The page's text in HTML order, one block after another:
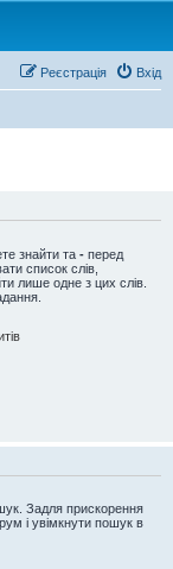
Вхід
Реєстрація
знайти та - перед
список слів,
лише одне з цих слів.
Задля прискорення
і увімкнути пошук в